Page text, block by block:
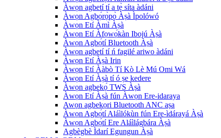
Àwọn agbetí tí a tẹ̀ síta àdáni
Àwọn Agbọ́rọ̀pọ̀ Àṣà Ìpolówó
Àwọn Etí Àmì Àṣà
Àwọn Etí Àfọwọ́kàn Ibojú Àṣà
Àwọn Agbọ́tí Bluetooth Àṣà
Àwọn agbetí tí ń fagilé ariwo àdáni
Àwọn Etí Àṣà Irin
Àwọn Etí Ààbò Tí Kò Lè Mú Omi Wá
Àwọn Etí Àṣà tí ó ṣe kedere
Àwọn agbekọ́ TWS Àṣà
Àwọn Etí Àṣà fún Àwọn Ere-idaraya
Awọn agbekọri Bluetooth ANC aṣa
Àwọn Agbọ́tí Aláìlókùn fún Ere-ìdárayá Àṣà
Àwọn Agbọ́tí Ere Aláìlágbára Àṣà
Agbègbè Ìdarí Egungun Àṣà